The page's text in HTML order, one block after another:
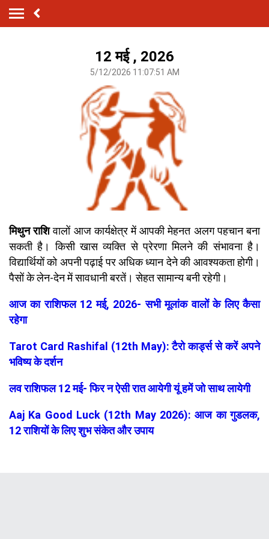
12 मई , 2026
5/12/2026 11:07:51 AM
मिथुन राशिवालों आज कार्यक्षेत्र में आपकी मेहनत अलग पहचान बना
सकती है। किसी खास व्यक्ति से प्रेरणा मिलने की संभावना है।
विद्यार्थियों को अपनी पढ़ाई पर अधिक ध्यान देने की आवश्यकता होगी।
पैसों के लेन-देन में सावधानी बरतें। सेहत सामान्य बनी रहेगी।
आज का राशिफल 12 मई, 2026- सभी मूलांक वालों के लिए कैसा
रहेगा
Tarot Card Rashifal (12th May): टैरो कार्ड्स से करें अपने
भविष्य के दर्शन
लव राशिफल 12 मई- फिर न ऐसी रात आयेगी यूं हमें जो साथ लायेगी
Aaj Ka Good Luck (12th May 2026): आज का गुडलक,
12 राशियों के लिए शुभ संकेत और उपाय